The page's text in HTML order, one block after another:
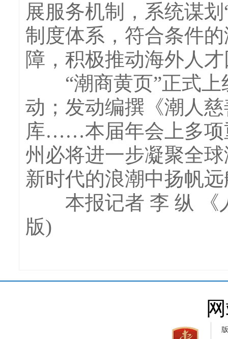
展服务机制，系统谋
制度体系，符合条件
障，积极推动海外人
“潮商黄页”正式上
动；发动编撰《潮人
库……本届年会上多项
州必将进一步凝聚全
新时代的浪潮中扬帆
本报记者 李 纵 《人
版)